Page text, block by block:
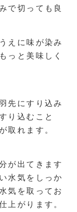
で切っても良
えに味が染み
っと美味しく
先にすり込み
り込むこと
取れます。
が出てきます
水気をしっか
気を取ってお
上がります。